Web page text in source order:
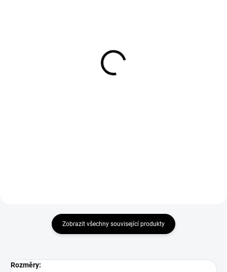
Elegantní dlouhé večerní
SKLADEM DO 3 DNŮ
Zobrazit všechny související produkty
Rozměry: